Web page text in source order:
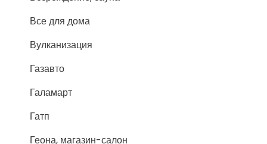
Все для дома
Вулканизация
Газавто
Галамарт
Гатп
Геона, магазин-салон